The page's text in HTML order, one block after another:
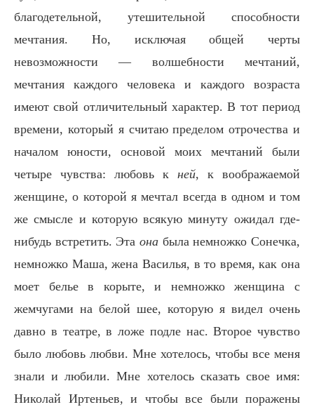
благодетельной, утешительной способности
мечтания. Но, исключая общей черты
невозможности — волшебности мечтаний,
мечтания каждого человека и каждого возраста
имеют свой отличительный характер. В тот период
времени, который я считаю пределом отрочества и
началом юности, основой моих мечтаний были
четыре чувства: любовь к ней, к воображаемой
женщине, о которой я мечтал всегда в одном и том
же смысле и которую всякую минуту ожидал где-
нибудь встретить. Эта она была немножко Сонечка,
немножко Маша, жена Василья, в то время, как она
моет белье в корыте, и немножко женщина с
жемчугами на белой шее, которую я видел очень
давно в театре, в ложе подле нас. Второе чувство
было любовь любви. Мне хотелось, чтобы все меня
знали и любили. Мне хотелось сказать свое имя:
Николай Иртеньев, и чтобы все были поражены